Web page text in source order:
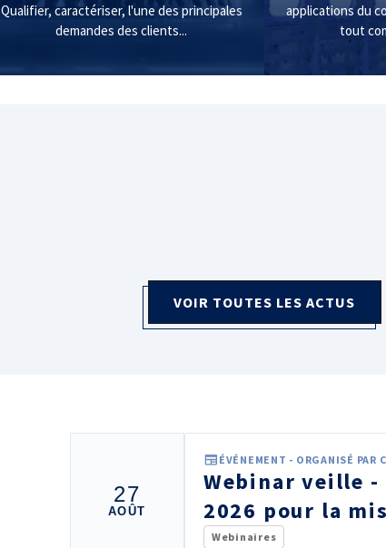
Qualifier, caractériser, l'une des principales
demandes des clients...
applications du
tout
VOIR TOUTES LES ACTUS
27
AOÛT
ÉVÉNEMENT - ORGANISÉ PAR
Webinar veille -
2026 pour la
Webinaires